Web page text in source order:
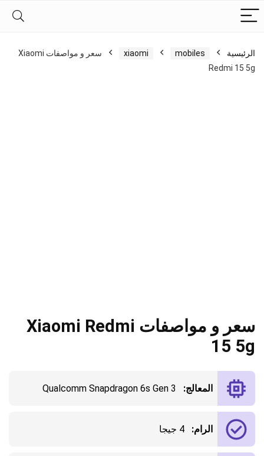
الرئيسية mobiles
xiaomi
سعر و مواصفات Xiaomi
Redmi 15 5g
سعر و مواصفات Xiaomi Redmi
15 5g
المعالج: Qualcomm Snapdragon 6s Gen 3
الرام: 4 جيجا